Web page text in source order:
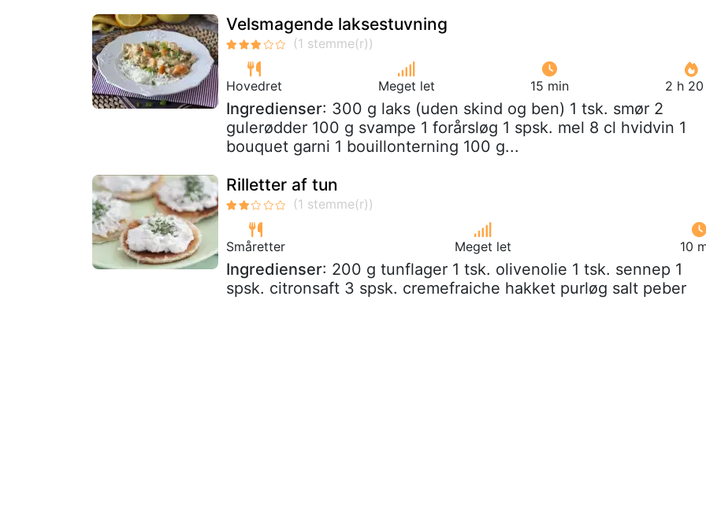
Velsmagende laksestuvning
Hovedret Meget let 15 min 2 h
Ingredienser: 300 g laks (uden skind og ben) 1 tsk. smør 2
gulerødder 100 g svampe 1 forårsløg 1 spsk. mel 8 cl hvidvin 1
bouquet garni 1 bouillonterning 100 g...
Rilletter af tun
Småretter Meget let 10
Ingredienser: 200 g tunflager 1 tsk. olivenolie 1 tsk. sennep 1
spsk. citronsaft 3 spsk. cremefraiche hakket purløg salt peber